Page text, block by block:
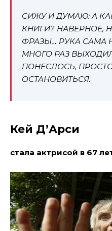
СИЖУ И ДУМАЮ: А
КНИГИ? НАВЕРНОЕ,
ФРАЗЫ… РУКА САМА
МНОГО РАЗ
ПОНЕСЛОСЬ,
ОСТАНОВИТЬСЯ.
Кей Д’Арси
стала актрисой в 67